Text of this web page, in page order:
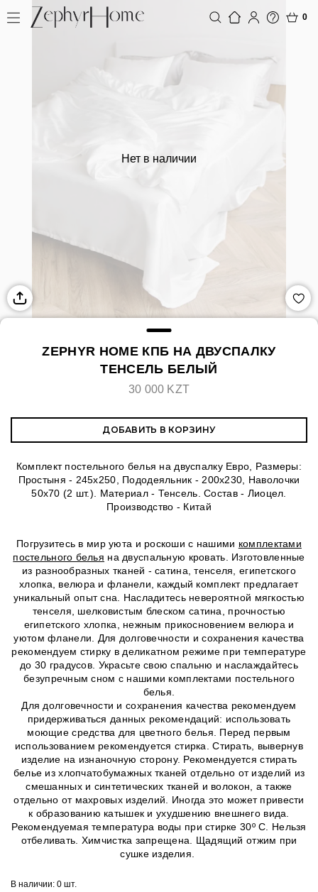
0
Нет в наличии
ZEPHYR HOME КПБ НА ДВУСПАЛКУ
ТЕНСЕЛЬ БЕЛЫЙ
30 000 KZT
ДОБАВИТЬ В КОРЗИНУ
Комплект постельного белья на двуспалку Евро, Размеры:
Простыня - 245х250, Пододеяльник - 200х230, Наволочки
50х70 (2 шт.). Материал - Тенсель. Состав - Лиоцел.
Производство - Китай
Погрузитесь в мир уюта и роскоши с нашими комплектами
постельного белья на двуспальную кровать. Изготовленные
из разнообразных тканей - сатина, тенселя, египетского
хлопка, велюра и фланели, каждый комплект предлагает
уникальный опыт сна. Насладитесь невероятной мягкостью
тенселя, шелковистым блеском сатина, прочностью
египетского хлопка, нежным прикосновением велюра и
уютом фланели. Для долговечности и сохранения качества
рекомендуем стирку в деликатном режиме при температуре
до 30 градусов. Украсьте свою спальню и наслаждайтесь
безупречным сном с нашими комплектами постельного
белья.
Для долговечности и сохранения качества рекомендуем
придерживаться данных рекомендаций: использовать
моющие средства для цветного белья. Перед первым
использованием рекомендуется стирка. Стирать, вывернув
изделие на изнаночную сторону. Рекомендуется стирать
белье из хлопчатобумажных тканей отдельно от изделий из
смешанных и синтетических тканей и волокон, а также
отдельно от махровых изделий. Иногда это может привести
к образованию катышек и ухудшению внешнего вида.
Рекомендуемая температура воды при стирке 30º C. Нельзя
отбеливать. Химчистка запрещена. Щадящий отжим при
сушке изделия.
В наличии: 0 шт.